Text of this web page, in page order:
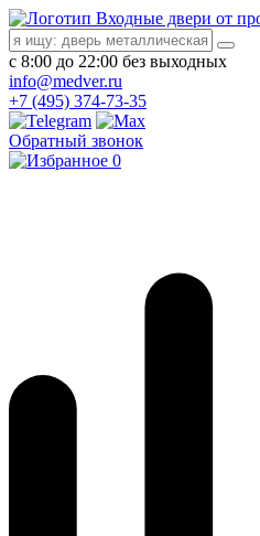
Входные двери от
с 8:00 до 22:00 без выходных
info@medver.ru
+7 (495) 374-73-35
Обратный звонок
0